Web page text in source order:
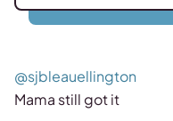
@sjbleauellington
Mama still got it